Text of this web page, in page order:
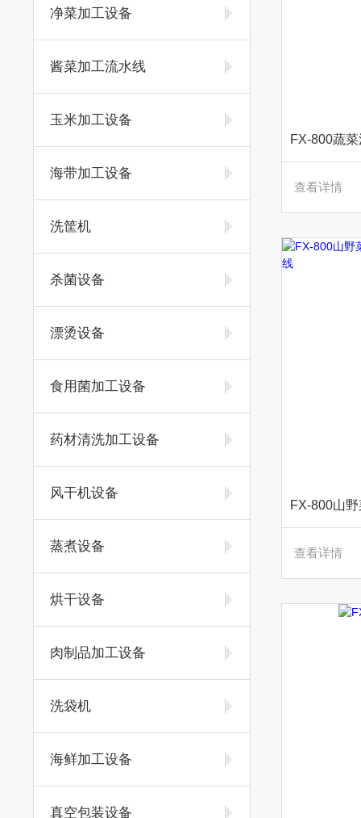
净菜加工设备
酱菜加工流水线
玉米加工设备
海带加工设备
洗筐机
杀菌设备
漂烫设备
食用菌加工设备
药材清洗加工设备
风干机设备
蒸煮设备
烘干设备
肉制品加工设备
洗袋机
海鲜加工设备
真空包装设备
查看详情
查看详情